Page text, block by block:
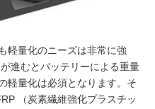
軽量化のニーズは非常に強
進むとバッテリーによる重量
軽量化は必須となります。そ
（炭素繊維強化プラスチッ